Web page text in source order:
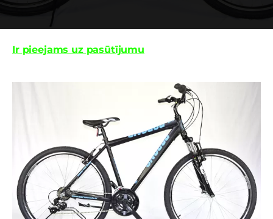
Ir pieejams uz pasūtījumu